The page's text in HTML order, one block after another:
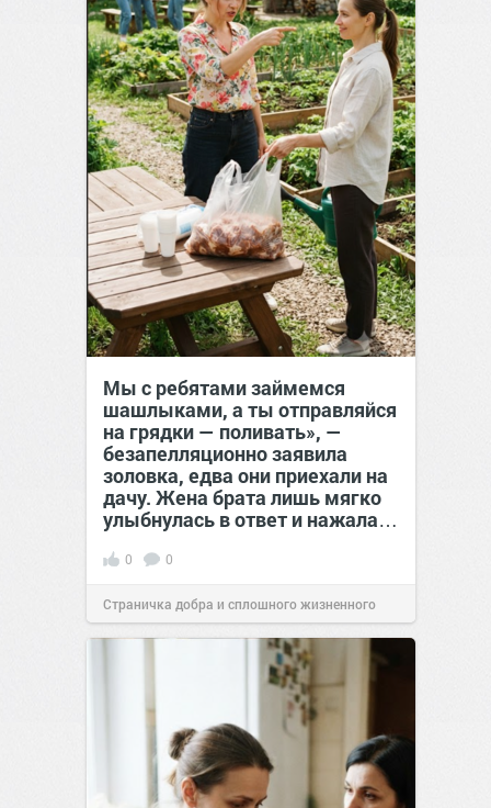
Мы с ребятами займемся
шашлыками, а ты отправляйся
на грядки — поливать», —
безапелляционно заявила
золовка, едва они приехали на
дачу. Жена брата лишь мягко
улыбнулась в ответ и нажала…
0 0
Страничка добра и сплошного жизненного
позитива! 00:2907 авг 2026